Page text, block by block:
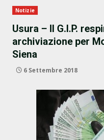
Notizie
Usura – Il G.I.P.
archiviazione per
Siena
6 Settembre 2018